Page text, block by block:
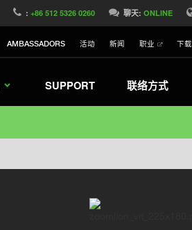
:+86 512 5326 0260 聊天:ONLINE
AMBASSADORS 活动 新闻 职业 下载
SUPPORT 联络方式